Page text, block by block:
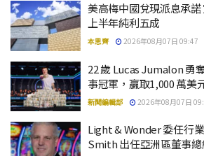
美高梅中國兌現派息承
上半年純利五成
本思齊 2026年08月07日 09:47
22 歲 Lucas Jumalon 勇
事冠軍，贏取1,000 萬美
新聞編輯部 2026年08月07日
Light & Wonder 委任行
Smith 出任亞洲區董事